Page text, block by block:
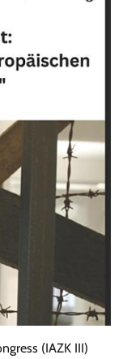
(IAZK III)